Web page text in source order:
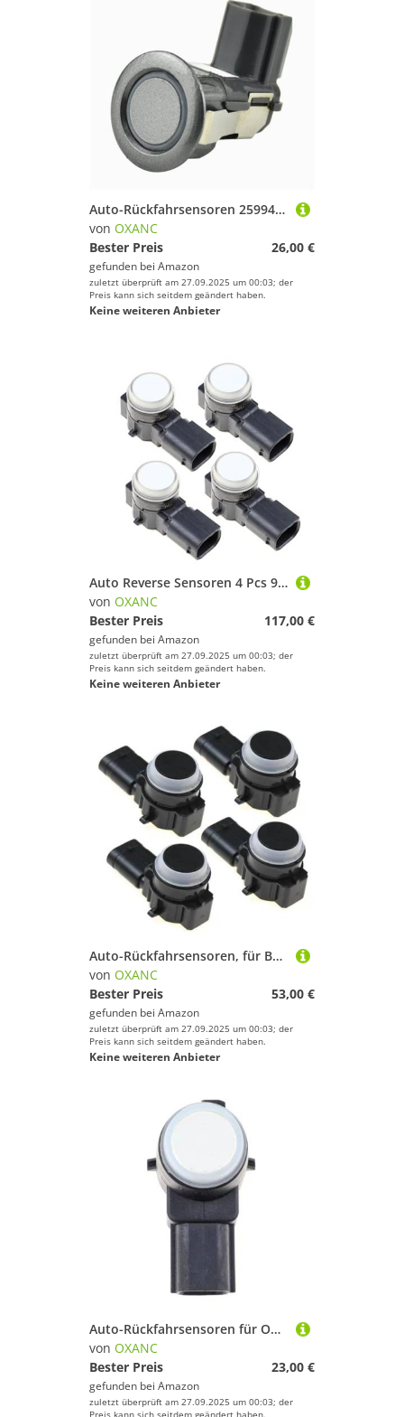
Auto-Rückfahrsensoren 25994-CM13E 25994CM13E Für Nissan Für Infiniti G25 G37 EX35 QX56 FX50 Auto-Rückfahrassistent PDC-Parksensor (Weiß, Flach)
von OXANC
Bester Preis
26,00 €
gefunden bei Amazon
zuletzt überprüft am 27.09.2025 um 00:03; der
Preis kann sich seitdem geändert haben.
Keine weiteren Anbieter
Auto Reverse Sensoren 4 Pcs 9675202477WP Für Peugeot Für 208 301 308 2008 3008 5008 PDC Parkplatz Sensor Unterstützen Backup 0263013713
von OXANC
Bester Preis
117,00 €
gefunden bei Amazon
zuletzt überprüft am 27.09.2025 um 00:03; der
Preis kann sich seitdem geändert haben.
Keine weiteren Anbieter
Auto-Rückfahrsensoren, für Benz für A-Klasse W176 2012-2015 Parktronic PDC Parksensor Auto A0009050242
von OXANC
Bester Preis
53,00 €
gefunden bei Amazon
zuletzt überprüft am 27.09.2025 um 00:03; der
Preis kann sich seitdem geändert haben.
Keine weiteren Anbieter
Auto-Rückfahrsensoren für Opel Zafira B 2005 2006 2007 2008 2009 2010 2011 2012 Auto-PDC-Parksensor 13282883 (4 STÜCKE)
von OXANC
Bester Preis
23,00 €
gefunden bei Amazon
zuletzt überprüft am 27.09.2025 um 00:03; der
Preis kann sich seitdem geändert haben.